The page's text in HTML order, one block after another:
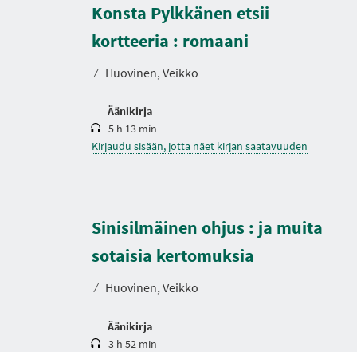
Konsta Pylkkänen etsii
kortteeria : romaani
⁄ Huovinen, Veikko
Äänikirja
K
e
s
t
5 h 13 min
Kirjaudu sisään, jotta näet kirjan saatavuuden
Sinisilmäinen ohjus : ja muita
sotaisia kertomuksia
⁄ Huovinen, Veikko
Äänikirja
K
e
s
t
3 h 52 min